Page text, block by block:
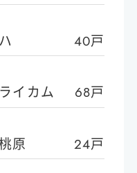
40戸
イカム 68戸
原 24戸